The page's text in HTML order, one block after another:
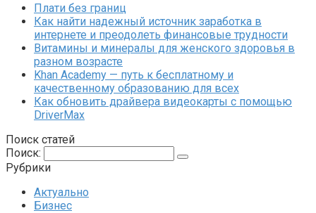
Плати без границ
Как найти надежный источник заработка в
интернете и преодолеть финансовые трудности
Витамины и минералы для женского здоровья в
разном возрасте
Khan Academy — путь к бесплатному и
качественному образованию для всех
Как обновить драйвера видеокарты с помощью
DriverMax
Поиск статей
Поиск:
Рубрики
Актуально
Бизнес